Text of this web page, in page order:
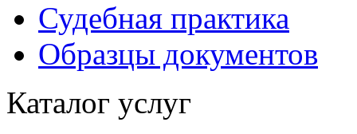
Судебная практика
Образцы документов
Каталог услуг